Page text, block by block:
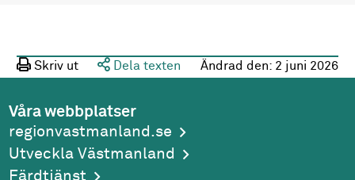
Skriv ut Dela texten Ändrad den: 2 juni 2026
Våra webbplatser
regionvastmanland.se
Utveckla Västmanland
Färdtjänst